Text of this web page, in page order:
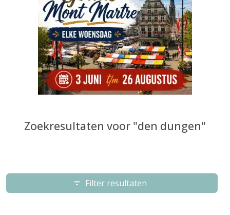
Zoekresultaten voor "den dungen"
Filter resultaten